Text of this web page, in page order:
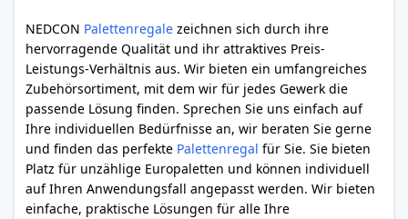
NEDCON Palettenregale zeichnen sich durch ihre
hervorragende Qualität und ihr attraktives Preis-
Leistungs-Verhältnis aus. Wir bieten ein umfangreiches
Zubehörsortiment, mit dem wir für jedes Gewerk die
passende Lösung finden. Sprechen Sie uns einfach auf
Ihre individuellen Bedürfnisse an, wir beraten Sie gerne
und finden das perfekte Palettenregal für Sie. Sie bieten
Platz für unzählige Europaletten und können individuell
auf Ihren Anwendungsfall angepasst werden. Wir bieten
einfache, praktische Lösungen für alle Ihre